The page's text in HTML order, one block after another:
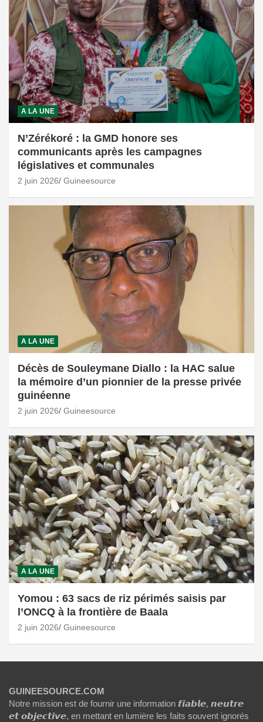
A LA UNE
N’Zérékoré : la GMD honore ses
communicants après les campagnes
législatives et communales
2 juin 2026 Guineesource
A LA UNE
Décès de Souleymane Diallo : la HAC salue
la mémoire d’un pionnier de la presse privée
guinéenne
2 juin 2026 Guineesource
A LA UNE
Yomou : 63 sacs de riz périmés saisis par
l’ONCQ à la frontière de Baala
2 juin 2026 Guineesource
GUINEESOURCE.COM
Notre mission est de fournir une information 𝙛𝙞𝙖𝙗𝙡𝙚, 𝙣𝙚𝙪𝙩𝙧𝙚
𝙚𝙩 𝙤𝙗𝙟𝙚𝙘𝙩𝙞𝙫𝙚, en mettant en lumière les faits souvent ignorés